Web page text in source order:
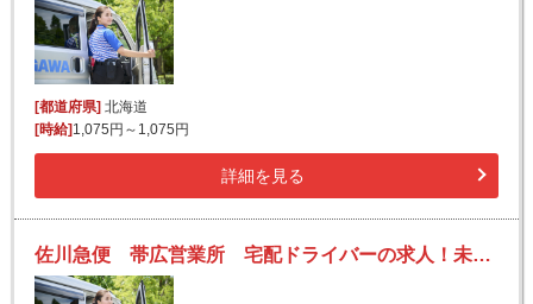
[都道府県]北海道
[時給]1,075円～1,075円
詳細を見る
佐川急便 帯広営業所 宅配ドライバーの求人！未経験歓迎！先輩たちがサポートします♪